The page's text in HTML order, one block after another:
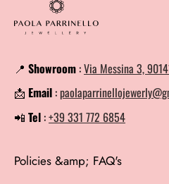
📍 Showroom :Via Messina 3,
📩 Email :
📲 Tel :+39 331 772 6854
Policies &amp; FAQ's